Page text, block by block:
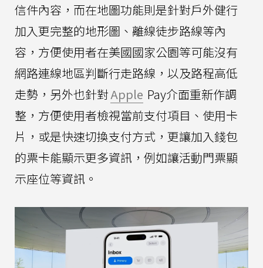
信件內容，而在地圖功能則是針對戶外健行
加入更完整的地形圖、離線徒步路線等內
容，方便使用者在美國國家公園等可能沒有
網路連線地區判斷行走路線，以及路程高低
走勢，另外也針對Apple Pay介面重新作調
整，方便使用者檢視當前支付項目、使用卡
片，或是快速切換支付方式，更讓加入錢包
的票卡能顯示更多資訊，例如讓活動門票顯
示座位等資訊。